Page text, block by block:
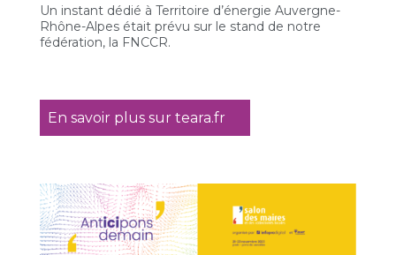
Un instant dédié à Territoire d’énergie Auvergne-
Rhône-Alpes était prévu sur le stand de notre
fédération, la FNCCR.
En savoir plus sur teara.fr